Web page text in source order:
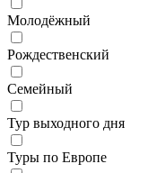
Молодёжный
Рождественский
Семейный
Тур выходного дня
Туры по Европе